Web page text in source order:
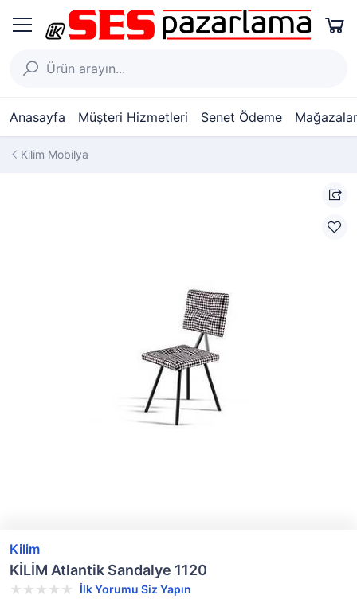
Anasayfa Müşteri Hizmetleri Senet Ödeme
Kilim Mobilya
Kilim
KİLİM Atlantik Sandalye 1120
İlk Yorumu Siz Yapın